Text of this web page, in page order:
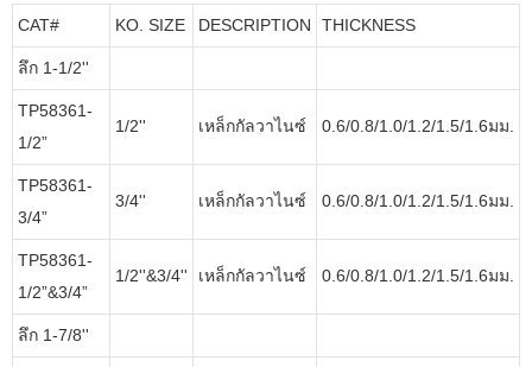
CAT# KO. SIZE DESCRIPTION THICKNESS
ลึก 1-1/2''
TP58361-
1/2”
1/2'' เหล็กกัลวาไนซ์ 0.6/0.8/1.0/1.2/1.5/1.6มม.
TP58361-
3/4”
3/4'' เหล็กกัลวาไนซ์ 0.6/0.8/1.0/1.2/1.5/1.6มม.
TP58361-
1/2”&3/4”
1/2''&3/4'' เหล็กกัลวาไนซ์ 0.6/0.8/1.0/1.2/1.5/1.6มม.
ลึก 1-7/8''